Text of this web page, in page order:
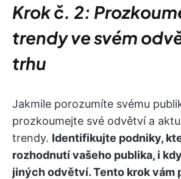
Krok č. 2:
trendy ve svém
trhu
Jakmile porozumíte svému
prozkoumejte své odvětví a
trendy. Identifikujte podniky,
rozhodnutí vašeho publika, i
jiných odvětví. Tento krok vám